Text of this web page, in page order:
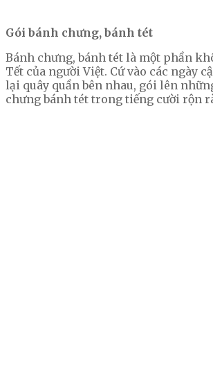
Gói bánh chưng, bánh tét
Bánh chưng, bánh tét là một phần
Tết của người Việt. Cứ vào các ngày
lại quây quần bên nhau, gói lên
chưng bánh tét trong tiếng cười rộn